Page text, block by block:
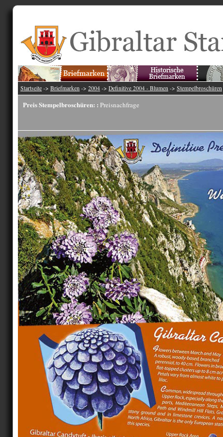
Startseite -> Briefmarken -> 2004 -> Definitive 2004 - Blumen -> Stempelbroschüren
Preis Stempelbroschüren: : Preisnachfrage